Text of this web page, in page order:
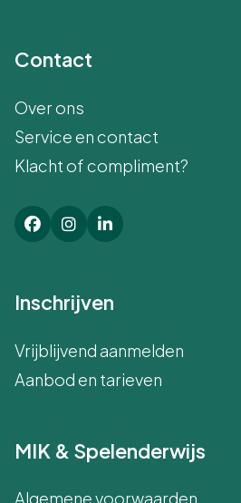
Contact
Over ons
Service en contact
Klacht of compliment?
Inschrijven
Vrijblijvend aanmelden
Aanbod en tarieven
MIK & Spelenderwijs
Algemene voorwaarden